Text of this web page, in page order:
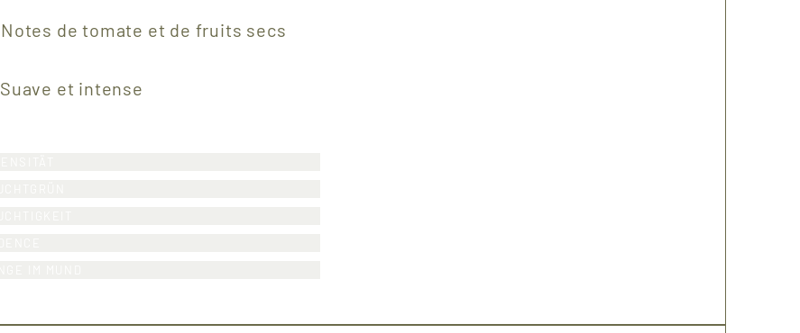
Notes de tomate et de fruits secs
Suave et intense